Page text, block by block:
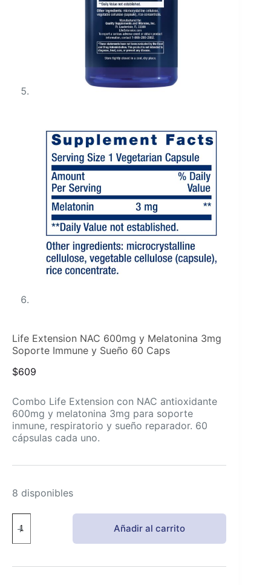
Life Extension NAC 600mg y Melatonina 3mg
Soporte Immune y Sueño 60 Caps
$609
Combo Life Extension con NAC antioxidante
600mg y melatonina 3mg para soporte
inmune, respiratorio y sueño reparador. 60
cápsulas cada uno.
8 disponibles
Extension
NAC
y
Añadir al carrito